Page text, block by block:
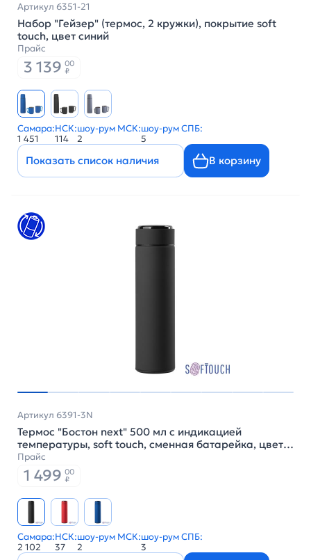
Артикул 6351-21
Набор "Гейзер" (термос, 2 кружки), покрытие soft
touch, цвет синий
Прайс
3 139 00
₽
Самара:
1 451
НСК:
114
шоу-рум МСК:
2
шоу-рум СПБ:
5
Показать список наличия В корзину
Артикул 6391-3N
Термос "Бостон next" 500 мл с индикацией
температуры, soft touch, сменная батарейка, цвет
черный
Прайс
1 499 00
₽
Самара:
2 102
НСК:
37
шоу-рум МСК:
2
шоу-рум СПБ:
3